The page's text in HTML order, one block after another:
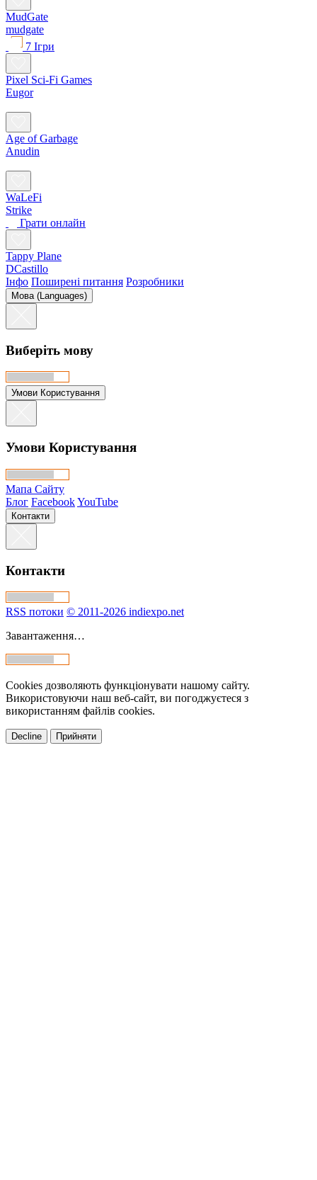
MudGate
mudgate
7 Ігри
Pixel Sci-Fi Games
Eugor
Age of Garbage
Anudin
WaLeFi
Strike
Грати онлайн
Tappy Plane
DCastillo
Інфо Поширені питання Розробники
Мова (Languages)
Виберіть мову
Умови Користування
Умови Користування
Мапа Сайту
Блог FacebookYouTube
Контакти
Контакти
RSS потоки © 2011-2026 indiexpo.net
Завантаження…
Cookies дозволяють функціонувати нашому сайту.
Використовуючи наш веб-сайт, ви погоджуєтеся з
використанням файлів cookies.
Decline Прийняти